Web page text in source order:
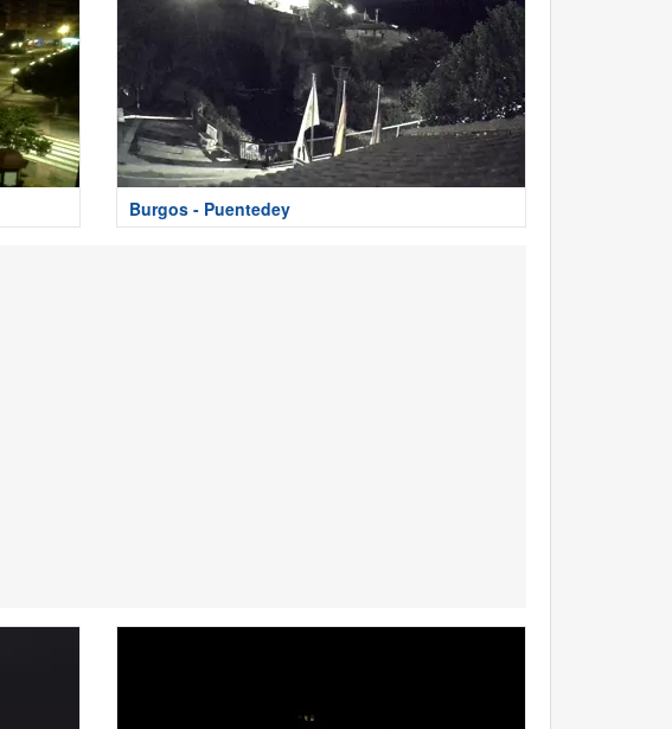
Burgos - Puentedey